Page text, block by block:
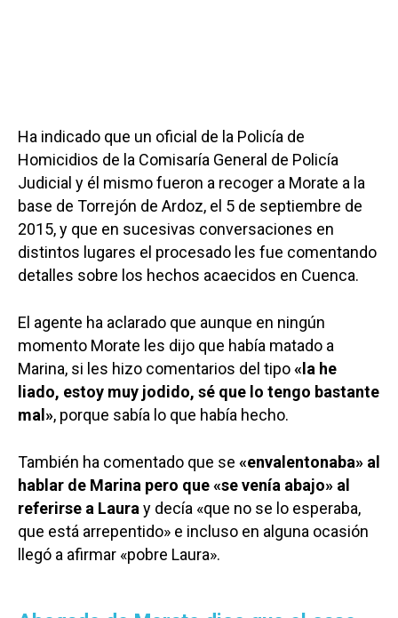
Ha indicado que un oficial de la Policía de
Homicidios de la Comisaría General de Policía
Judicial y él mismo fueron a recoger a Morate a la
base de Torrejón de Ardoz, el 5 de septiembre de
2015, y que en sucesivas conversaciones en
distintos lugares el procesado les fue comentando
detalles sobre los hechos acaecidos en Cuenca.
El agente ha aclarado que aunque en ningún
momento Morate les dijo que había matado a
Marina, si les hizo comentarios del tipo«la he
liado, estoy muy jodido, sé que lo tengo bastante
mal», porque sabía lo que había hecho.
También ha comentado que se «envalentonaba» al
hablar de Marina pero que «se venía abajo» al
referirse a Laura y decía «que no se lo esperaba,
que está arrepentido» e incluso en alguna ocasión
llegó a afirmar «pobre Laura».